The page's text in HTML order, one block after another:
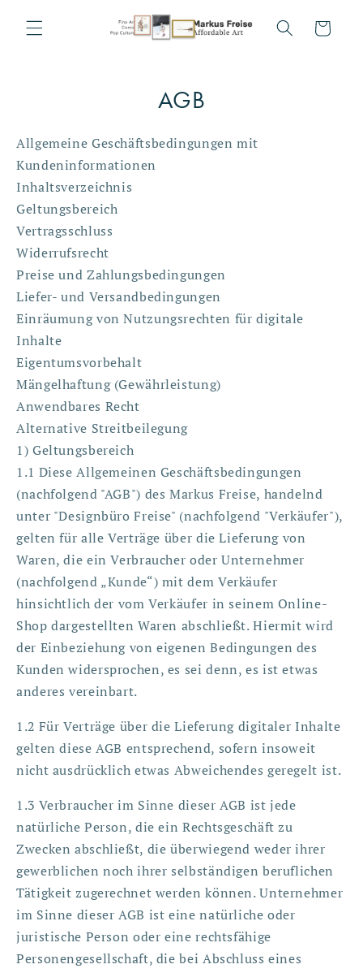
zum
Inhalt
Warenkorb
AGB
Allgemeine Geschäftsbedingungen mit
Kundeninformationen
Inhaltsverzeichnis
Geltungsbereich
Vertragsschluss
Widerrufsrecht
Preise und Zahlungsbedingungen
Liefer- und Versandbedingungen
Einräumung von Nutzungsrechten für digitale
Inhalte
Eigentumsvorbehalt
Mängelhaftung (Gewährleistung)
Anwendbares Recht
Alternative Streitbeilegung
1) Geltungsbereich
1.1 Diese Allgemeinen Geschäftsbedingungen
(nachfolgend "AGB") des Markus Freise, handelnd
unter "Designbüro Freise" (nachfolgend "Verkäufer"),
gelten für alle Verträge über die Lieferung von
Waren, die ein Verbraucher oder Unternehmer
(nachfolgend „Kunde“) mit dem Verkäufer
hinsichtlich der vom Verkäufer in seinem Online-
Shop dargestellten Waren abschließt. Hiermit wird
der Einbeziehung von eigenen Bedingungen des
Kunden widersprochen, es sei denn, es ist etwas
anderes vereinbart.
1.2 Für Verträge über die Lieferung digitaler Inhalte
gelten diese AGB entsprechend, sofern insoweit
nicht ausdrücklich etwas Abweichendes geregelt ist.
1.3 Verbraucher im Sinne dieser AGB ist jede
natürliche Person, die ein Rechtsgeschäft zu
Zwecken abschließt, die überwiegend weder ihrer
gewerblichen noch ihrer selbständigen beruflichen
Tätigkeit zugerechnet werden können. Unternehmer
im Sinne dieser AGB ist eine natürliche oder
juristische Person oder eine rechtsfähige
Personengesellschaft, die bei Abschluss eines